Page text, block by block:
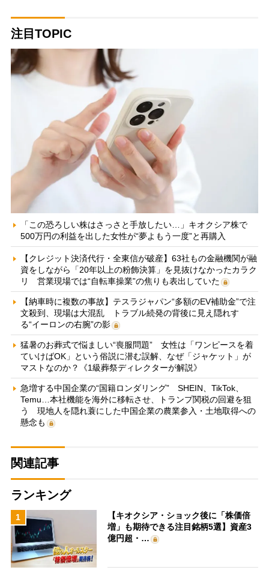
注目TOPIC
「この恐ろしい株はさっさと手放したい…」キオクシア株で
500万円の利益を出した女性が“夢よもう一度”と再購入
【クレジット決済代行・全東信が破産】63社もの金融機関が融
資をしながら「20年以上の粉飾決算」を見抜けなかったカラク
リ 営業現場では“自転車操業”の焦りも表出していた
【納車時に複数の事故】テスラジャパン“多額のEV補助金”で注
文殺到、現場は大混乱 トラブル続発の背後に見え隠れす
る“イーロンの右腕”の影
猛暑のお葬式で悩ましい“喪服問題” 女性は「ワンピースを着
ていけばOK」という俗説に潜む誤解、なぜ「ジャケット」が
マストなのか？《1級葬祭ディレクターが解説》
急増する中国企業の“国籍ロンダリング” SHEIN、TikTok、
Temu…本社機能を海外に移転させ、トランプ関税の回避を狙
う 現地人を隠れ蓑にした中国企業の農業参入・土地取得への
懸念も
関連記事
ランキング
1
【キオクシア・ショック後に「株価倍
増」も期待できる注目銘柄5選】資産3
億円超・…